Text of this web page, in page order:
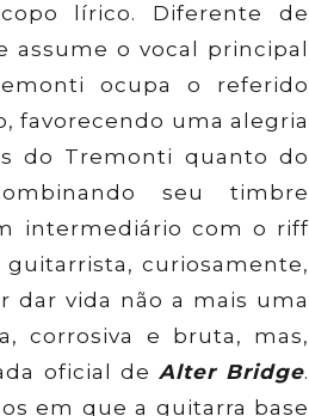
lírico. Diferente de
assume o vocal principal
ocupa o referido
favorecendo uma alegria
do Tremonti quanto do
seu timbre
intermediário com o riff
guitarrista, curiosamente,
dar vida não a mais uma
corrosiva e bruta, mas,
oficial de Alter Bridge.
em que a guitarra base